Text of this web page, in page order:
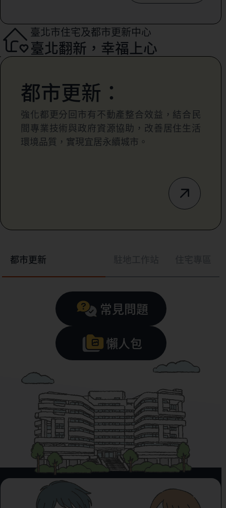
臺北市住宅及都市更新中心
臺北翻新，幸福上心
都市更新
都市更新：
強化都更分回市有不動產整合效益，結合民
間專業技術與政府資源協助，改善居住生活
環境品質，實現宜居永續城市。
常見問題
懶人包